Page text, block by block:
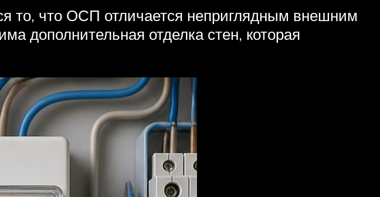
то, что ОСП отличается неприглядным внешним
дополнительная отделка стен, которая